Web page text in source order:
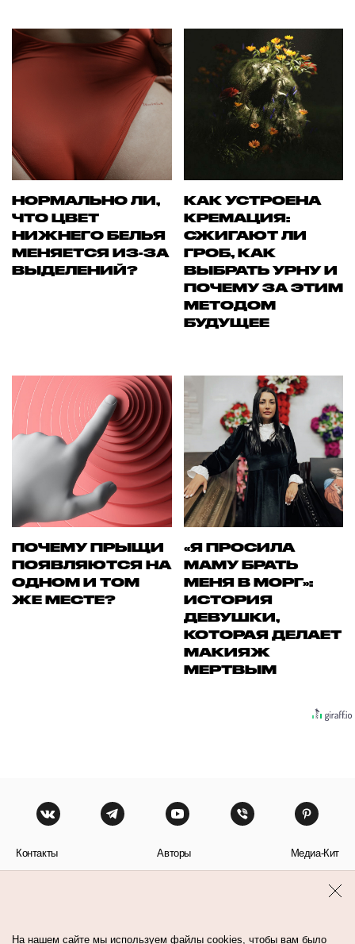
НОРМАЛЬНО ЛИ,
ЧТО ЦВЕТ
НИЖНЕГО БЕЛЬЯ
МЕНЯЕТСЯ ИЗ-ЗА
ВЫДЕЛЕНИЙ?
КАК УСТРОЕНА
КРЕМАЦИЯ:
СЖИГАЮТ ЛИ
ГРОБ, КАК
ВЫБРАТЬ УРНУ И
ПОЧЕМУ ЗА ЭТИМ
МЕТОДОМ
БУДУЩЕЕ
ПОЧЕМУ ПРЫЩИ
ПОЯВЛЯЮТСЯ НА
ОДНОМ И ТОМ
ЖЕ МЕСТЕ?
«Я ПРОСИЛА
МАМУ БРАТЬ
МЕНЯ В МОРГ»:
ИСТОРИЯ
ДЕВУШКИ,
КОТОРАЯ ДЕЛАЕТ
МАКИЯЖ
МЕРТВЫМ
Контакты Авторы Медиа-Кит
На нашем сайте мы используем файлы cookies, чтобы вам было